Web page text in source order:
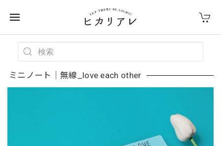
ミニノート｜無線_love each other